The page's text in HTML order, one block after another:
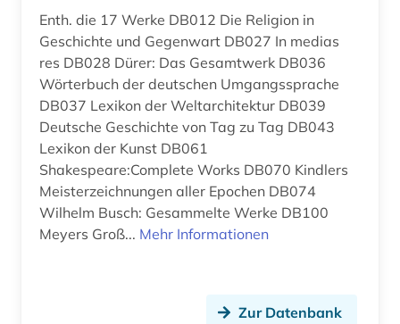
balkanromanistik (1)
bamberger apokalypse (1)
bantusprachen (1)
barock (4)
barth, karl | theologe; hochschullehrer (5)
bayern (2)
behinderung (1)
Ukraine (1)
Ungarn (3)
Vatikanstadt (3)
Enth. die 17 Werke DB012 Die Religion in
Geschichte und Gegenwart DB027 In medias
res DB028 Dürer: Das Gesamtwerk DB036
Wörterbuch der deutschen Umgangssprache
DB037 Lexikon der Weltarchitektur DB039
Deutsche Geschichte von Tag zu Tag DB043
Lexikon der Kunst DB061
Shakespeare:Complete Works DB070 Kindlers
Meisterzeichnungen aller Epochen DB074
Wilhelm Busch: Gesammelte Werke DB100
Meyers Groß... Mehr Informationen
Zur Datenbank